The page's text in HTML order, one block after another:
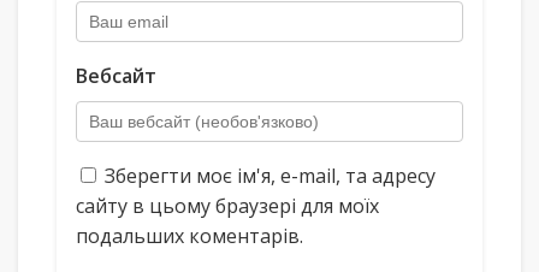
Вебсайт
Зберегти моє ім'я, e-mail, та адресу
сайту в цьому браузері для моїх
подальших коментарів.